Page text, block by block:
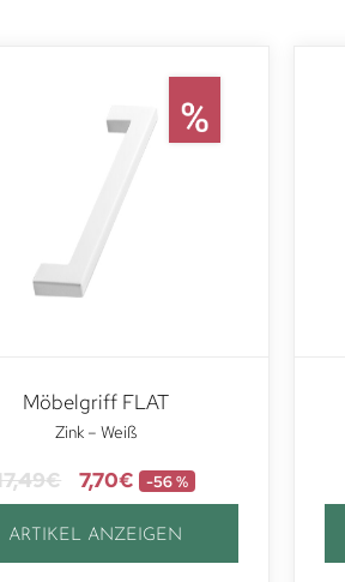
Möbelgriff FLAT
Zink – Weiß
€ 7,70€ -56 %
ARTIKEL ANZEIGEN